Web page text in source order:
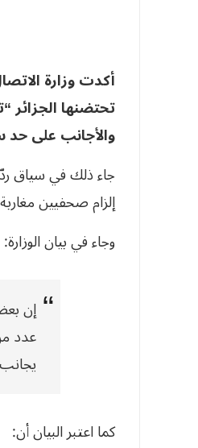
أكدت وزارة
تحتضنها الجزائر
والأجانب على حد
جاء ذلك في سياق
إلزام صحفيين
وجاء في بيان الوزارة:
إن
عدد
كما اعتبر البيان أن: